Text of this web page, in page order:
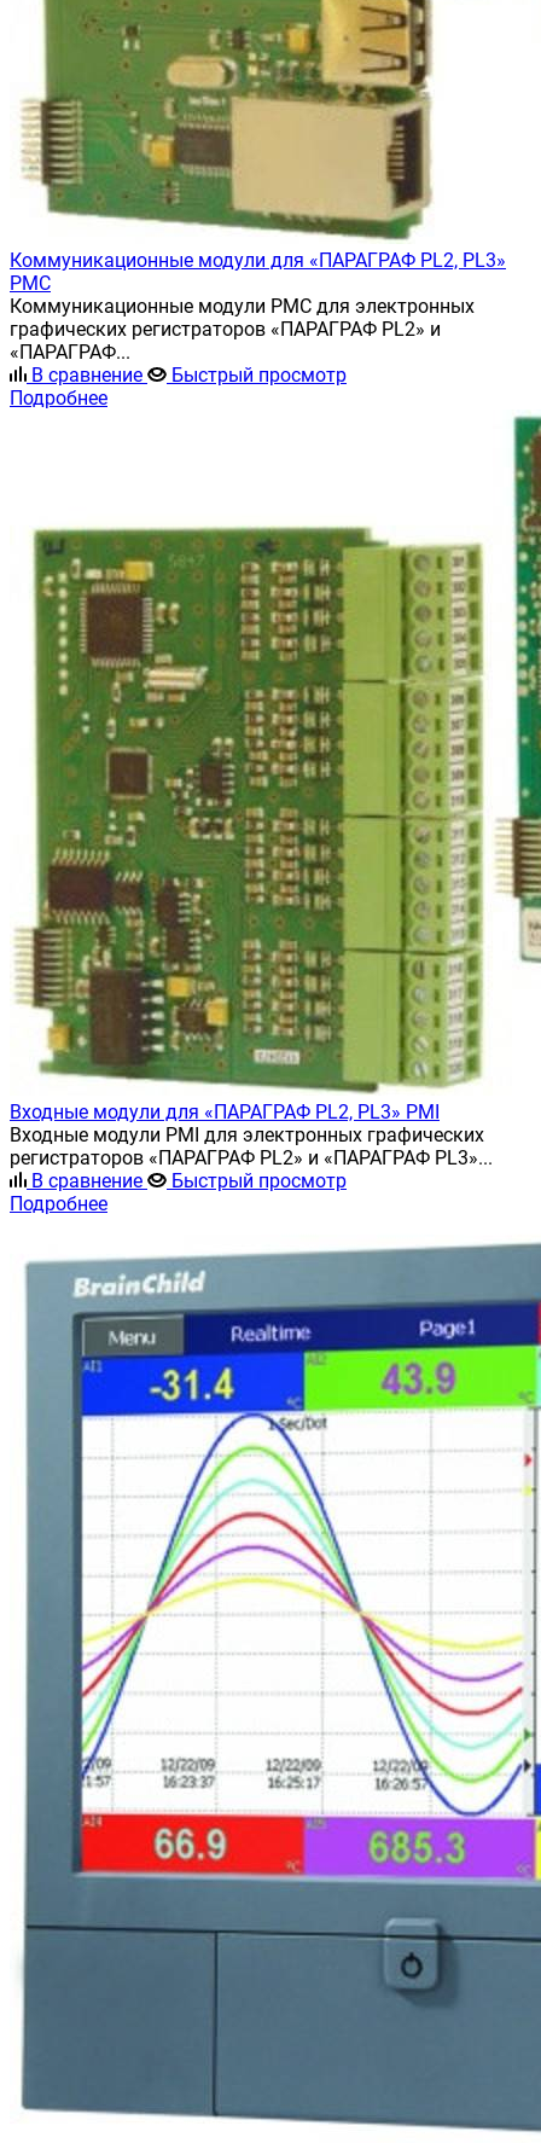
Коммуникационные модули для «ПАРАГРАФ PL2, PL3»
PMC
Коммуникационные модули PMC для электронных
графических регистраторов «ПАРАГРАФ PL2» и
«ПАРАГРАФ...
В сравнение
Быстрый просмотр
Подробнее
Входные модули для «ПАРАГРАФ PL2, PL3» PMI
Входные модули PMI для электронных графических
регистраторов «ПАРАГРАФ PL2» и «ПАРАГРАФ PL3»...
В сравнение
Быстрый просмотр
Подробнее